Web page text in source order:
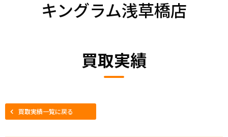
キングラム浅草橋店
買取実績
買取実績一覧に戻る